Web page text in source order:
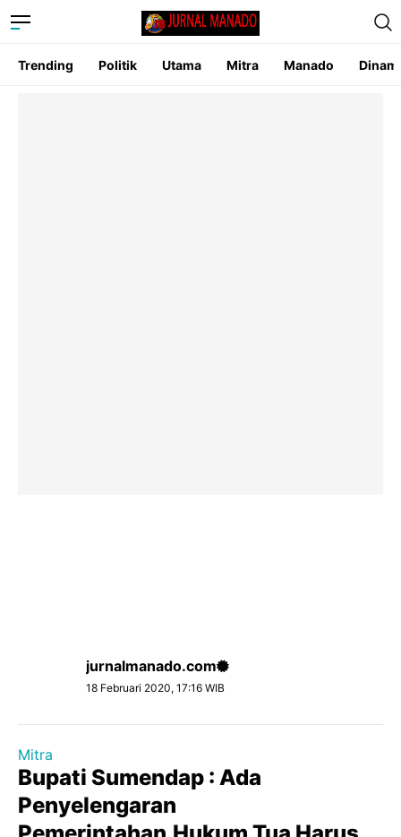
Trending Politik Utama Mitra Manado
jurnalmanado.com
18 Februari 2020, 17:16 WIB
Mitra
Bupati Sumendap : Ada
Penyelengaran